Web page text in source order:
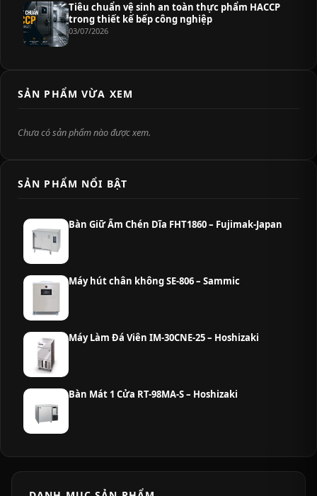
Tiêu chuẩn vệ sinh an toàn thực phẩm HACCP
trong thiết kế bếp công nghiệp
03/07/2026
SẢN PHẨM VỪA XEM
Chưa có sản phẩm nào được xem.
SẢN PHẨM NỔI BẬT
Bàn Giữ Ấm Chén Dĩa FHT1860 – Fujimak-Japan
Máy hút chân không SE-806 – Sammic
Máy Làm Đá Viên IM-30CNE-25 – Hoshizaki
Bàn Mát 1 Cửa RT-98MA-S – Hoshizaki